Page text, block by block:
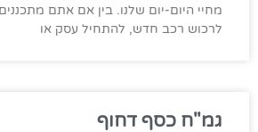
מחיי היום-יום שלנו. בין אם אתם
לרכוש רכב חדש, להתחיל עסק או
גמ"ח כסף דחוף